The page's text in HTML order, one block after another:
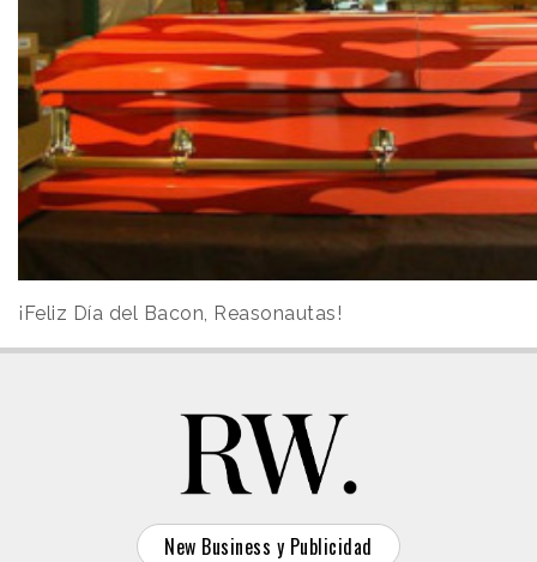
¡Feliz Día del Bacon, Reasonautas!
New Business y Publicidad